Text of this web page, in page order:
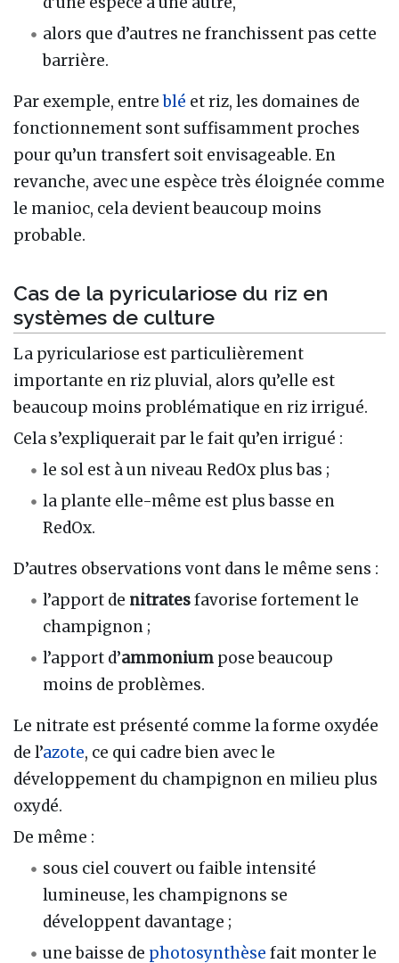
alors que d’autres ne franchissent pas cette
barrière.
Par exemple, entreblé et riz, les domaines de
fonctionnement sont suffisamment proches
pour qu’un transfert soit envisageable. En
revanche, avec une espèce très éloignée comme
le manioc, cela devient beaucoup moins
probable.
Cas de la pyriculariose du riz en
systèmes de culture
La pyriculariose est particulièrement
importante en riz pluvial, alors qu’elle est
beaucoup moins problématique en riz irrigué.
Cela s’expliquerait par le fait qu’en irrigué :
le sol est à un niveau RedOx plus bas ;
la plante elle-même est plus basse en
RedOx.
D’autres observations vont dans le même sens :
l’apport de nitratesfavorise fortement le
champignon ;
l’apport d’ammonium pose beaucoup
moins de problèmes.
Le nitrate est présenté comme la forme oxydée
de l’azote, ce qui cadre bien avec le
développement du champignon en milieu plus
oxydé.
De même :
sous ciel couvert ou faible intensité
lumineuse, les champignons se
développent davantage ;
une baisse de photosynthèse fait monter le